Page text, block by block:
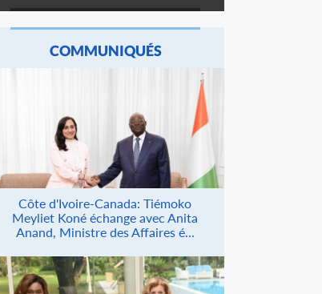
COMMUNIQUÉS
Côte d'Ivoire-Canada: Tiémoko
Meyliet Koné échange avec Anita
Anand, Ministre des Affaires é...